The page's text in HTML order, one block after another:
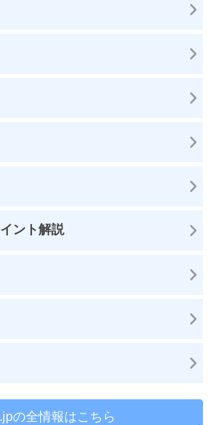
ント解説
の全情報はこちら